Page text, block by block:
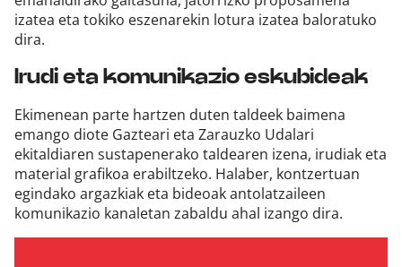
izatea eta tokiko eszenarekin lotura izatea baloratuko
dira.
Irudi eta komunikazio eskubideak
Ekimenean parte hartzen duten taldeek baimena
emango diote Gazteari eta Zarauzko Udalari
ekitaldiaren sustapenerako taldearen izena, irudiak eta
material grafikoa erabiltzeko. Halaber, kontzertuan
egindako argazkiak eta bideoak antolatzaileen
komunikazio kanaletan zabaldu ahal izango dira.